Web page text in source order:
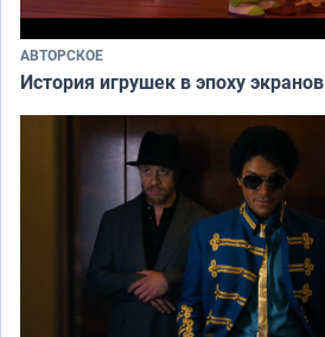
АВТОРСКОЕ
История игрушек в эпоху экранов